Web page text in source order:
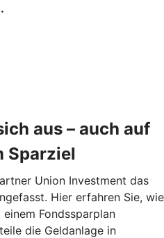
aus – auch auf
Sparziel
Union Investment das
Hier erfahren Sie, wie
Fondssparplan
die Geldanlage in